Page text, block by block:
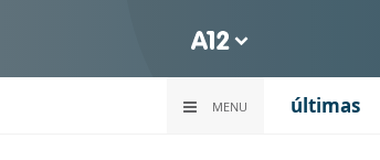
MENU últimas